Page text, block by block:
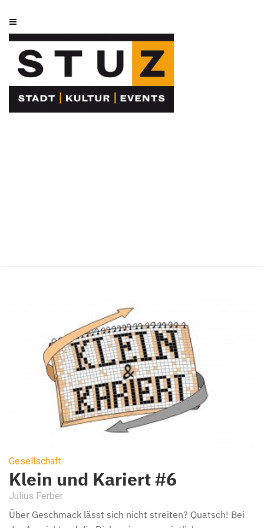
Gesellschaft
Klein und Kariert #6
Julius Ferber
Über Geschmack lässt sich nicht streiten? Quatsch! Bei